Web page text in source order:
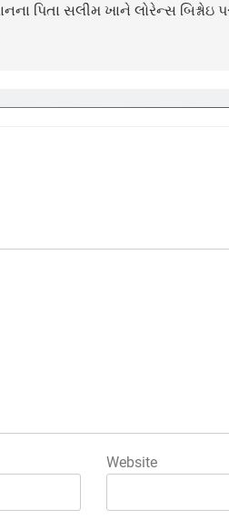
પિતા સલીમ ખાને લોરેન્સ બિશ્નોઇ
Website